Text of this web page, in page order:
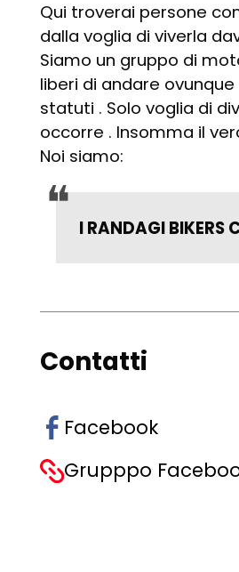
Qui troverai persone
dalla voglia di viverla
Siamo un gruppo di
liberi di andare
statuti . Solo voglia di
occorre . Insomma il
Noi siamo:
I RANDAGI BIKERS
Contatti
Facebook
Grupppo